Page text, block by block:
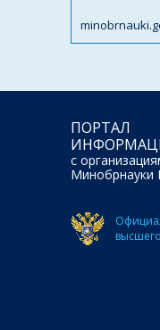
ПОРТАЛ
с
Минобрнауки